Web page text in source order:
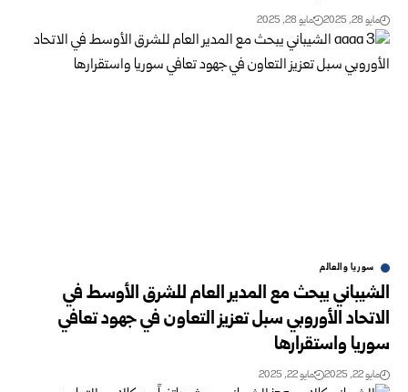
مايو 28, 2025 مايو 28, 2025
سوريا والعالم
الشيباني يبحث مع المدير العام للشرق الأوسط في
الاتحاد الأوروبي سبل تعزيز التعاون في جهود تعافي
سوريا واستقرارها
مايو 22, 2025 مايو 22, 2025